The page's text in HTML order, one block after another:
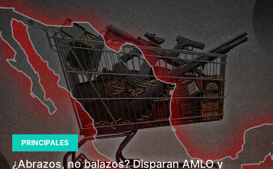
PRINCIPALES
¿Abrazos, no balazos? Disparan AMLO y